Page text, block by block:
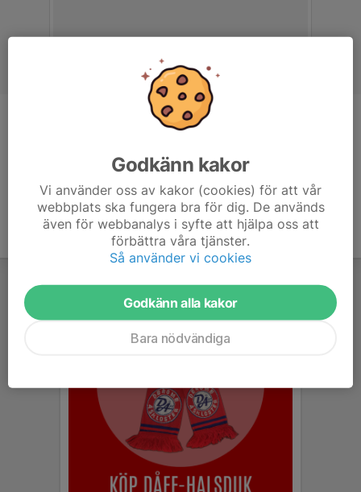
Godkänn kakor
Vi använder oss av kakor (cookies) för att vår
webbplats ska fungera bra för dig. De används
även för webbanalys i syfte att hjälpa oss att
förbättra våra tjänster.
Så använder vi cookies
Godkänn alla kakor
Bara nödvändiga